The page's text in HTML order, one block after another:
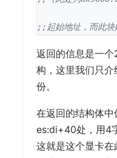
返回的信息是一
构，这里我们只
份。
在返回的结构体
es:di+40处，用4
这就是这个显卡在